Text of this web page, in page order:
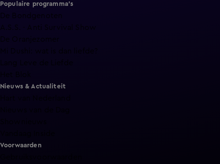
Populaire programma's
De Bondgenoten
A.S.S. - Anti Survival Show
De Oranjezomer
Mi Dushi: wat is dan liefde?
Nieuws & Actualiteit
Voorwaarden